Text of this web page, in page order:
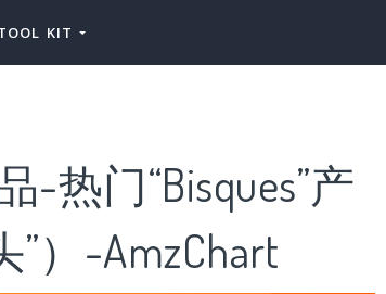
KIT
-热门“Bisques”产
）-AmzChart